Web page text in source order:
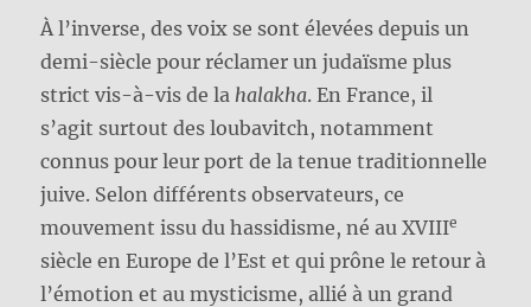
À l’inverse, des voix se sont élevées depuis un
demi-siècle pour réclamer un judaïsme plus
strict vis-à-vis de la halakha. En France, il
s’agit surtout des loubavitch, notamment
connus pour leur port de la tenue traditionnelle
juive. Selon différents observateurs, ce
mouvement issu du hassidisme, né au XVIIIe
siècle en Europe de l’Est et qui prône le retour à
l’émotion et au mysticisme, allié à un grand